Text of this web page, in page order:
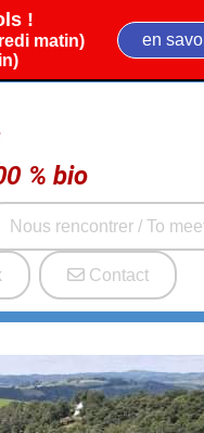
!
matin)
en
%bio
Nous rencontrer / To
Contact